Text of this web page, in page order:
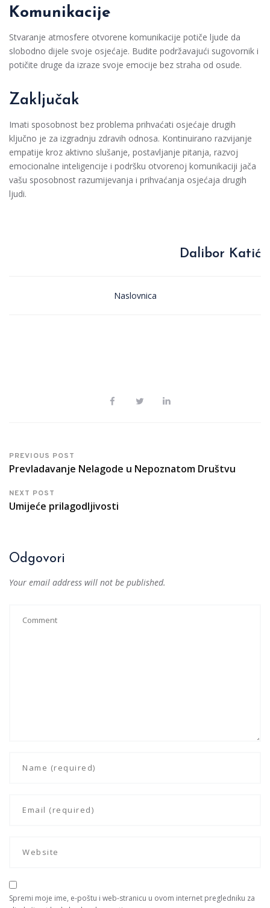
Komunikacije
Stvaranje atmosfere otvorene komunikacije potiče ljude da
slobodno dijele svoje osjećaje. Budite podržavajući sugovornik i
potičite druge da izraze svoje emocije bez straha od osude.
Zaključak
Imati sposobnost bez problema prihvaćati osjećaje drugih
ključno je za izgradnju zdravih odnosa. Kontinuirano razvijanje
empatije kroz aktivno slušanje, postavljanje pitanja, razvoj
emocionalne inteligencije i podršku otvorenoj komunikaciji jača
vašu sposobnost razumijevanja i prihvaćanja osjećaja drugih
ljudi.
Dalibor Katić
Naslovnica
PREVIOUS POST
Prevladavanje Nelagode u Nepoznatom Društvu
NEXT POST
Umijeće prilagodljivosti
Odgovori
Your email address will not be published.
Spremi moje ime, e-poštu i web-stranicu u ovom internet pregledniku za